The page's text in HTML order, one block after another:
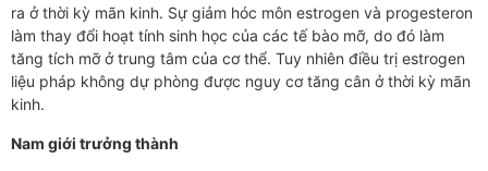
ra ở thời kỳ mãn kinh. Sự giảm hóc môn estrogen và progesteron
làm thay đổi hoạt tính sinh học của các tế bào mỡ, do đó làm
tăng tích mỡ ở trung tâm của cơ thể. Tuy nhiên điều trị estrogen
liệu pháp không dự phòng được nguy cơ tăng cân ở thời kỳ mãn
kinh.
Nam giới trưởng thành